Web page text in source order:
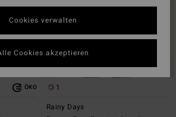
ÖKO
1
Rainy Days
Cookies verwalten
Cookies akzeptieren